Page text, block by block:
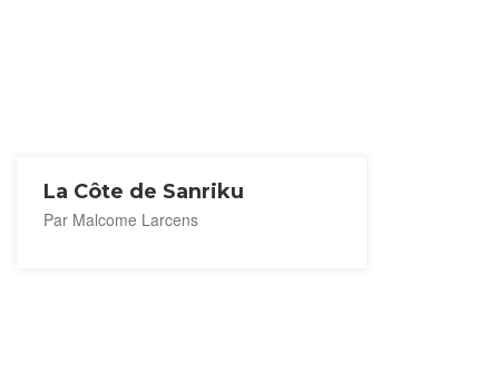
La Côte de Sanriku
Par Malcome Larcens